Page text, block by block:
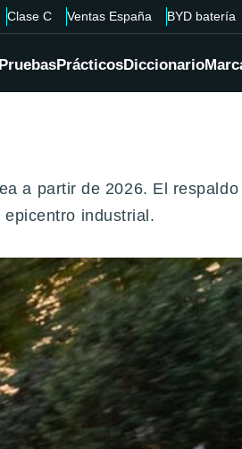
Clase C Ventas España BYD batería
PruebasPrácticosDiccionario
a partir de 2026. El
industrial.